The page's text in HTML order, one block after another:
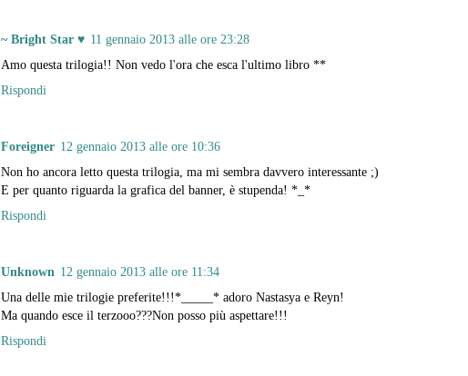
~ Bright Star ♥ 11 gennaio 2013 alle ore 23:28
Amo questa trilogia!! Non vedo l'ora che esca l'ultimo libro **
Rispondi
Foreigner 12 gennaio 2013 alle ore 10:36
Non ho ancora letto questa trilogia, ma mi sembra davvero interessante ;)
E per quanto riguarda la grafica del banner, è stupenda! *_*
Rispondi
Unknown 12 gennaio 2013 alle ore 11:34
Una delle mie trilogie preferite!!!*_____* adoro Nastasya e Reyn!
Ma quando esce il terzooo???Non posso più aspettare!!!
Rispondi